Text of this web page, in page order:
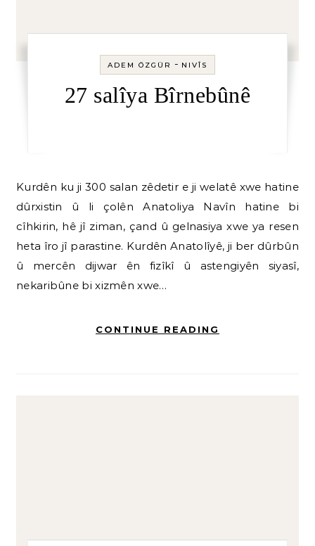
ADEM ÖZGÜR - NIVÎS
27 salîya Bîrnebûnê
Kurdên ku ji 300 salan zêdetir e ji welatê xwe hatine
dûrxistin û li çolên Anatoliya Navîn hatine bi
cîhkirin, hê jî ziman, çand û gelnasiya xwe ya resen
heta îro jî parastine. Kurdên Anatolîyê, ji ber dûrbûn
û mercên dijwar ên fizîkî û astengiyên siyasî,
nekaribûne bi xizmên xwe…
CONTINUE READING